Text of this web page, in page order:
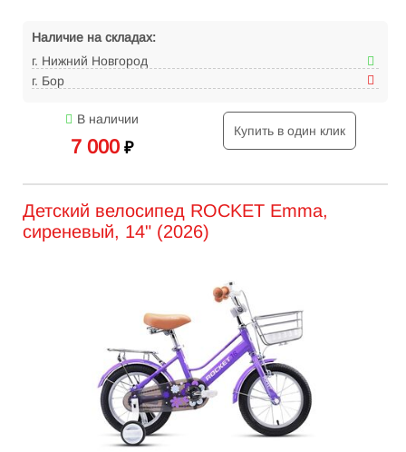
Наличие на складах:
г. Нижний Новгород
г. Бор
В наличии
7 000 ₽
Купить в один клик
Детский велосипед ROCKET Emma,
сиреневый, 14" (2026)